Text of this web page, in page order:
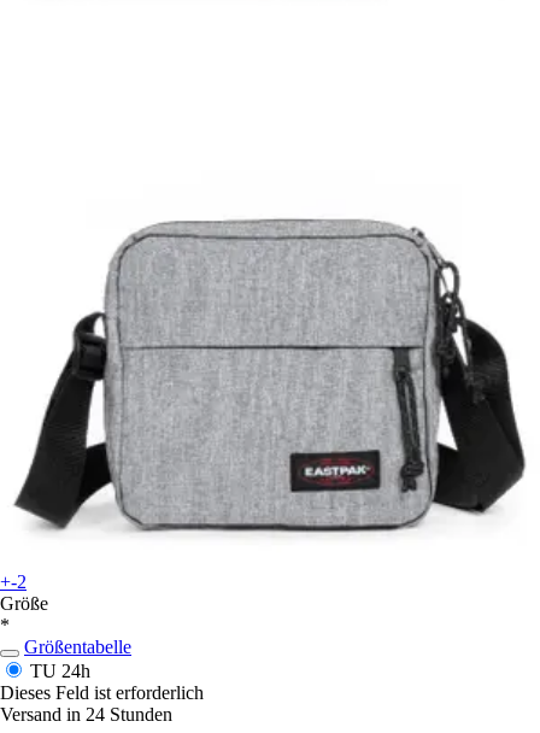
+-2
Größe
*
Größentabelle
TU 24h
Dieses Feld ist erforderlich
Versand in 24 Stunden